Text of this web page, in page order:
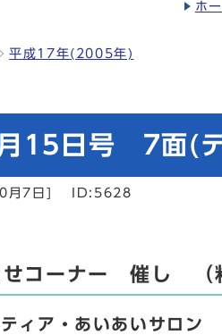
ホ
平成17年(2005年)
15日号 7面(
月7日] ID:5628
せコーナー 催し （
ィア・あいあいサロン